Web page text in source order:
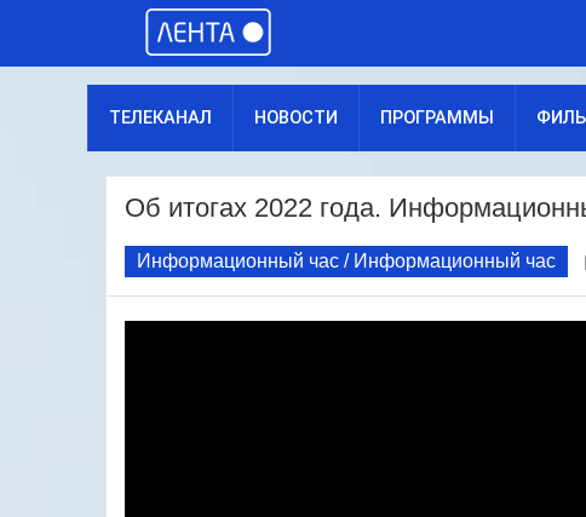
ТЕЛЕКАНАЛ НОВОСТИ ПРОГРАММЫ
Об итогах 2022 года.
Информационный час / Информационный час